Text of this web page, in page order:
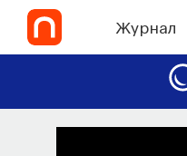
Журнал